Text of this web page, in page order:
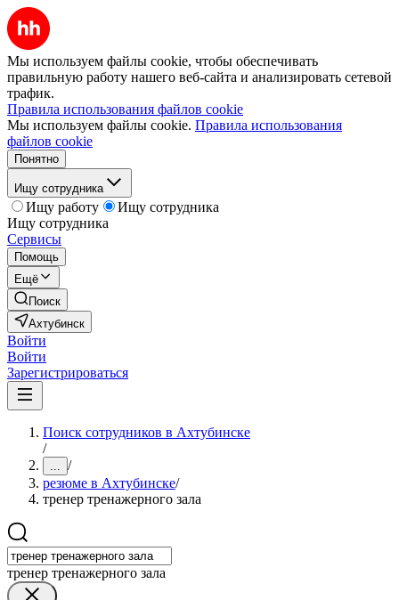
Мы используем файлы cookie, чтобы обеспечивать
правильную работу нашего веб-сайта и анализировать сетевой
трафик.
Правила использования файлов cookie
Мы используем файлы cookie. Правила использования
файлов cookie
Понятно
Ищу сотрудника
Ищу работу
Ищу сотрудника
Ищу сотрудника
Сервисы
Помощь
Ещё
Поиск
Ахтубинск
Войти
Войти
Зарегистрироваться
Поиск сотрудников в Ахтубинске
/
... /
резюме в Ахтубинске/
тренер тренажерного зала
тренер тренажерного зала